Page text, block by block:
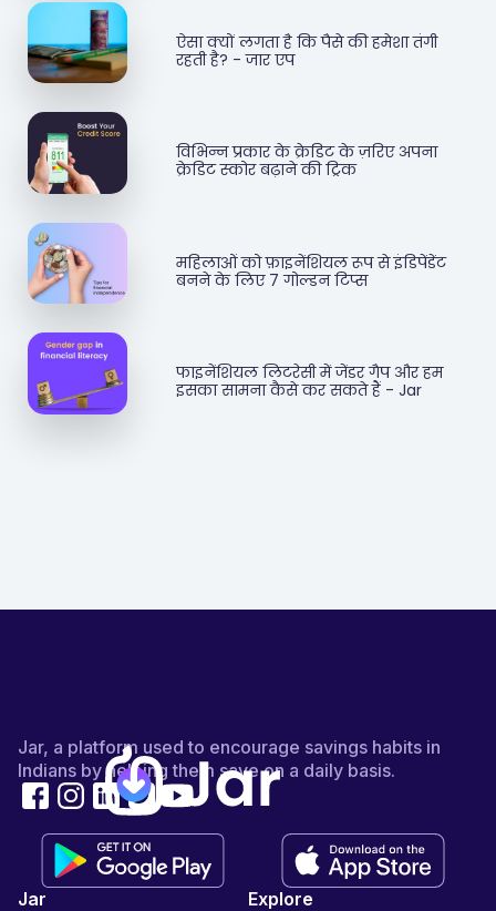
ऐसा क्यों लगता है कि पैसे की हमेशा तंगी
रहती है? - जार एप
विभिन्न प्रकार के क्रेडिट के ज़रिए अपना
क्रेडिट स्कोर बढ़ाने की ट्रिक
महिलाओं को फ़ाइनेंशियल रूप से इंडिपेंडेंट
बनने के लिए 7 गोल्डन टिप्स
फाइनेंशियल लिटरेसी में जेंडर गैप और हम
इसका सामना कैसे कर सकते हैं - Jar
Jar, a platform used to encourage savings habits in
Indians by helping them save on a daily basis.
Jar Explore